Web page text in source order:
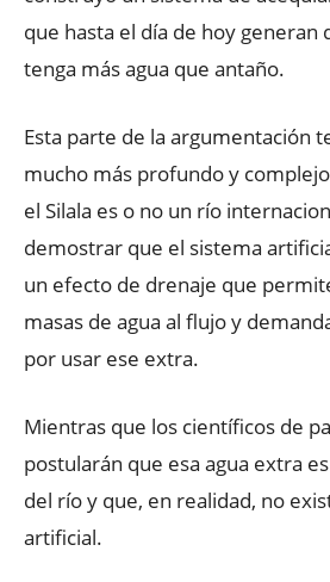
que hasta el día de hoy generan
tenga más agua que antaño.
Esta parte de la argumentación
mucho más profundo y
el Silala es o no un río
demostrar que el sistema
un efecto de drenaje que
masas de agua al flujo y
por usar ese extra.
Mientras que los científicos de
postularán que esa agua extra
del río y que, en realidad, no
artificial.